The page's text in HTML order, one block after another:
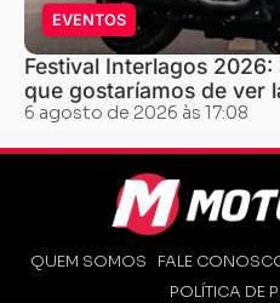
EVENTOS
Festival Interlagos
que gostaríamos de ver
6 agosto de 2026 às 17:08
QUEM SOMOS FALE
POLÍTICA DE